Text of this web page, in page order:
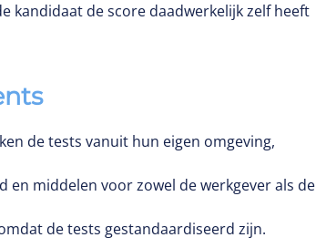
kandidaat de score daadwerkelijk zelf heeft
de tests vanuit hun eigen omgeving,
en middelen voor zowel de werkgever als de
de tests gestandaardiseerd zijn.